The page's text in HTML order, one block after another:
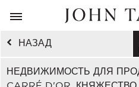
НАЗАД
НЕДВИЖИМОСТЬ ДЛЯ